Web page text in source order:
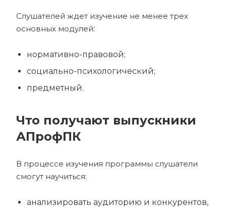
Слушателей ждет изучение не менее трех
основных модулей:
нормативно-правовой;
социально-психологический;
предметный.
Что получают выпускники
АПрофПК
В процессе изучения программы слушатели
смогут научиться:
анализировать аудиторию и конкурентов,